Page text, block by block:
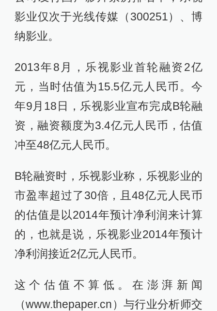
影业仅次于光线传媒（300251）、博
纳影业。
2013年8月，乐视影业首轮融资2亿
元，当时估值为15.5亿元人民币。今
年9月18日，乐视影业宣布完成B轮融
资，融资额度为3.4亿元人民币，估值
冲至48亿元人民币。
B轮融资时，乐视影业称，乐视影业的
市盈率超过了30倍，且48亿元人民币
的估值是以2014年预计净利润来计算
的，也就是说，乐视影业2014年预计
净利润接近2亿元人民币。
这个估值不算低。在澎湃新闻
（www.thepaper.cn）与行业分析师交